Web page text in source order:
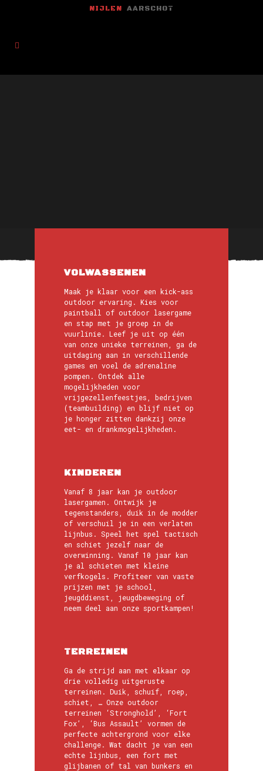
NIJLEN AARSCHOT
VOLWASSENEN
Maak je klaar voor een kick-ass
outdoor ervaring. Kies voor
paintball of outdoor lasergame
en stap met je groep in de
vuurlinie. Leef je uit op één
van onze unieke terreinen, ga de
uitdaging aan in verschillende
games en voel de adrenaline
pompen. Ontdek alle
mogelijkheden voor
vrijgezellenfeestjes, bedrijven
(teambuilding) en blijf niet op
je honger zitten dankzij onze
eet- en drankmogelijkheden.
KINDEREN
Vanaf 8 jaar kan je outdoor
lasergamen. Ontwijk je
tegenstanders, duik in de modder
of verschuil je in een verlaten
lijnbus. Speel het spel tactisch
en schiet jezelf naar de
overwinning. Vanaf 10 jaar kan
je al schieten met kleine
verfkogels. Profiteer van vaste
prijzen met je school,
jeugddienst, jeugdbeweging of
neem deel aan onze sportkampen!
TERREINEN
Ga de strijd aan met elkaar op
drie volledig uitgeruste
terreinen. Duik, schuif, roep,
schiet, … Onze outdoor
terreinen ‘Stronghold’, ‘Fort
Fox’, ‘Bus Assault’ vormen de
perfecte achtergrond voor elke
challenge. Wat dacht je van een
echte lijnbus, een fort met
glijbanen of tal van bunkers en